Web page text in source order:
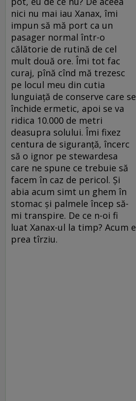
nici nu mai iau Xanax, îmi
impun să mă port ca un
pasager normal într-o
călătorie de rutină de cel
mult două ore. Îmi tot fac
curaj, pînă cînd mă trezesc
pe locul meu din cutia
lunguiață de conserve care se
închide ermetic, apoi se va
ridica 10.000 de metri
deasupra solului. Îmi fixez
centura de siguranță, încerc
să o ignor pe stewardesa
care ne spune ce trebuie să
facem în caz de pericol. Și
abia acum simt un ghem în
stomac și palmele încep să-
mi transpire. De ce n-oi fi
luat Xanax-ul la timp? Acum e
prea tîrziu.